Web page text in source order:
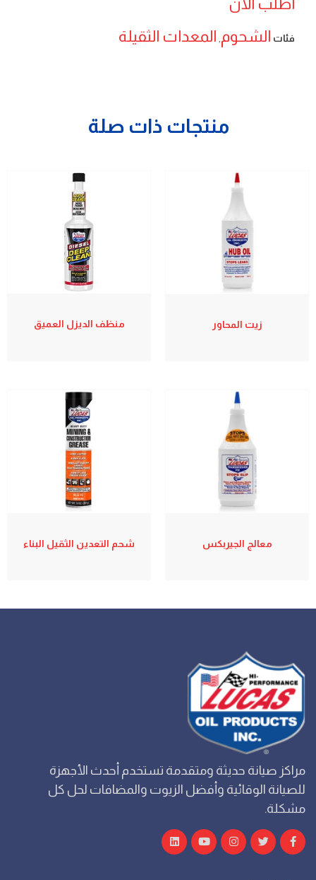
اطلب الآن
فئات الشحوم المعدات الثقيلة
منتجات ذات صلة
زيت المحاور منظف الديزل العميق
معالج الجيربكس شحم التعدين الثقيل البناء
مراكز صيانة حديثة ومتقدمة تستخدم أحدث الأجهزة
للصيانة الوقائية وأفضل الزيوت والمضافات لحل كل
مشكلة.